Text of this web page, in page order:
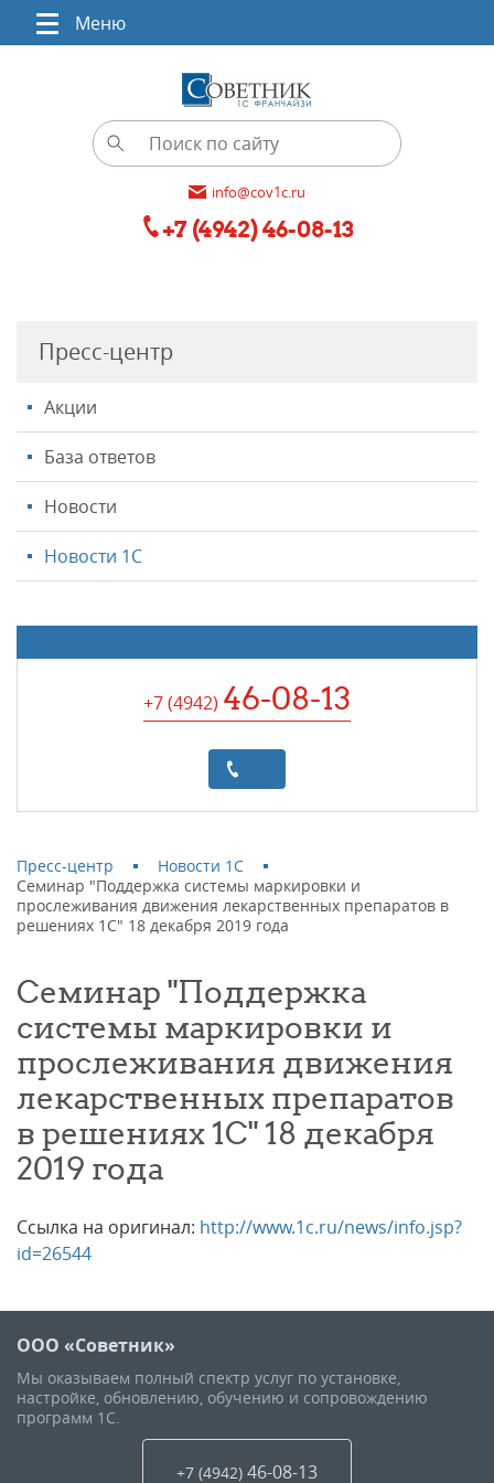
Меню
info@cov1c.ru
+7 (4942) 46-08-13
Пресс-центр
Акции
База ответов
Новости
Новости 1С
+7 (4942) 46-08-13
Пресс-центр
Новости 1С
Семинар "Поддержка системы маркировки и
прослеживания движения лекарственных препаратов в
решениях 1С" 18 декабря 2019 года
Семинар "Поддержка
системы маркировки и
прослеживания движения
лекарственных препаратов
в решениях 1С" 18 декабря
2019 года
Ссылка на оригинал: http://www.1c.ru/news/info.jsp?
id=26544
ООО «Советник»
Мы оказываем полный спектр услуг по установке,
настройке, обновлению, обучению и сопровождению
программ 1С.
+7 (4942) 46-08-13